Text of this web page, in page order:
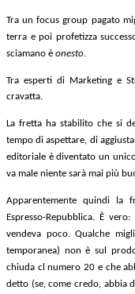
Tra un focus group pagato
terra e poi profetizza
sciamano è onesto.
Tra esperti di Marketing e
cravatta.
La fretta ha stabilito che si
tempo di aspettare, di
editoriale è diventatoun
va male niente sarà mai più
Apparentemente quindi la
Espresso-Repubblica. È
vendeva poco. Qualche
temporanea) non è sul
chiuda cl numero 20 e che
detto (se, come credo, abbia